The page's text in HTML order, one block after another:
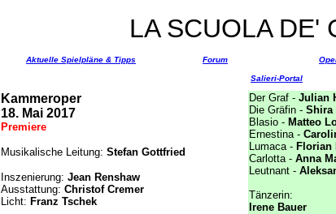
LA SCUOLA DE'
Aktuelle Spielpläne & Tipps Forum
Salieri-Portal
Kammeroper
18. Mai 2017
Premiere
Musikalische Leitung: Stefan Gottfried
Inszenierung: Jean Renshaw
Ausstattung: Christof Cremer
Licht: Franz Tschek
Der Graf - Julian
Die Gräfin - Shira
Blasio - Matteo
Ernestina -
Lumaca - Florian
Carlotta - Anna
Leutnant -
Tänzerin:
Irene Bauer